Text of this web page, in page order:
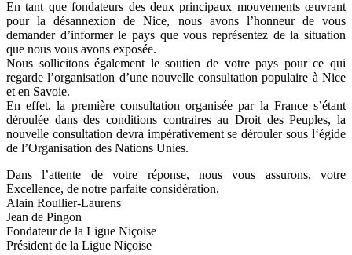
En tant que fondateurs des deux principaux mouvements œuvrant
pour la désannexion de Nice, nous avons l’honneur de vous
demander d’informer le pays que vous représentez de la situation
que nous vous avons exposée.
Nous sollicitons également le soutien de votre pays pour ce qui
regarde l’organisation d’une nouvelle consultation populaire à Nice
et en Savoie.
En effet, la première consultation organisée par la France s’étant
déroulée dans des conditions contraires au Droit des Peuples, la
nouvelle consultation devra impérativement se dérouler sous l‘égide
de l’Organisation des Nations Unies.
Dans l’attente de votre réponse, nous vous assurons, votre
Excellence, de notre parfaite considération.
Alain Roullier-Laurens
Jean de Pingon
Fondateur de la Ligue Niçoise
Président de la Ligue Niçoise